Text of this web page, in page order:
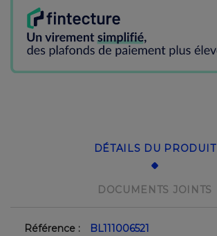
DÉTAILS DU PRODUIT
DOCUMENTS JOINTS
Référence :
BL111006521